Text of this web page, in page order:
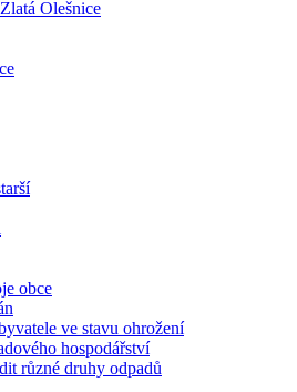
Olešnice
obce
ve stavu ohrožení
hospodářství
různé druhy odpadů